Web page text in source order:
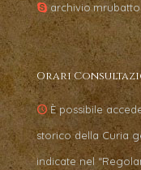
archivio.mrubatto
Orari
È possibile
storico della Curia
indicate nel